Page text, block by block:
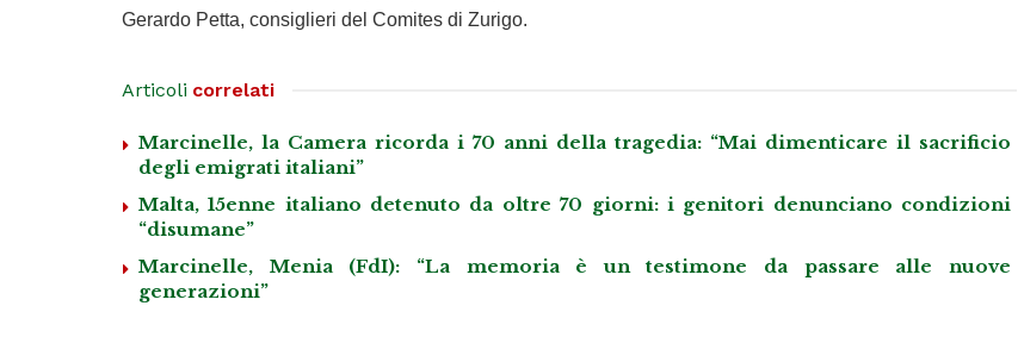
Gerardo Petta, consiglieri del Comites di Zurigo.
Articoli correlati
Marcinelle, la Camera ricorda i 70 anni della tragedia: “Mai dimenticare il sacrificio
degli emigrati italiani”
Malta, 15enne italiano detenuto da oltre 70 giorni: i genitori denunciano condizioni
“disumane”
Marcinelle, Menia (FdI): “La memoria è un testimone da passare alle nuove
generazioni”